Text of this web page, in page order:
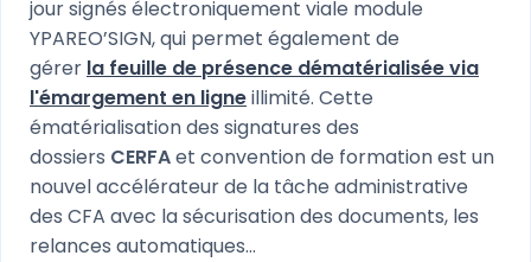
jour signés électroniquement viale module
YPAREO’SIGN, qui permet également de
gérer la feuille de présence dématérialisée via
l'émargement en ligneillimité. Cette
ématérialisation des signatures des
dossiers CERFAet convention de formation est un
nouvel accélérateur de la tâche administrative
des CFA avec la sécurisation des documents, les
relances automatiques...